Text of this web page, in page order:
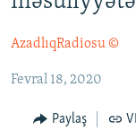
qayıt
Axtarışa
#ƏSLINDƏ
FƏRQƏ BAX
QANUNI DOĞRU
ARAŞDIRMA
AzadlıqRadiosu ©
Fevral 18, 2020
Paylaş